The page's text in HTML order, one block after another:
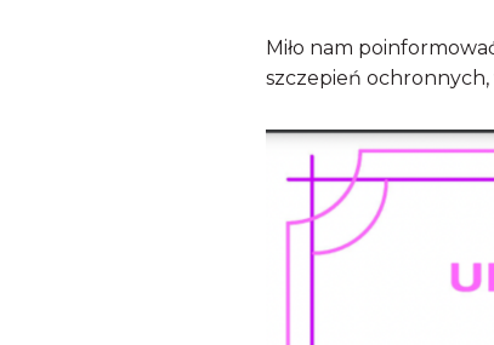
Miło nam
szczepień